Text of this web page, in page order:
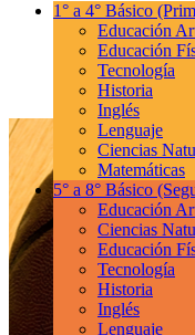
1° a 4° Básico
Educación
Educación
Tecnología
Historia
Inglés
Lenguaje
Ciencias
Matemáticas
5° a 8° Básico
Educación
Ciencias
Educación
Tecnología
Historia
Inglés
Lenguaje